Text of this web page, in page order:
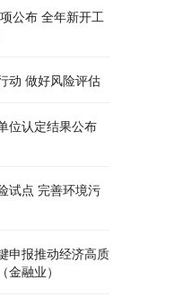
公布 全年新开工
动 做好风险评估
位认定结果公布
试点 完善环境污
申报推动经济高质
融业）